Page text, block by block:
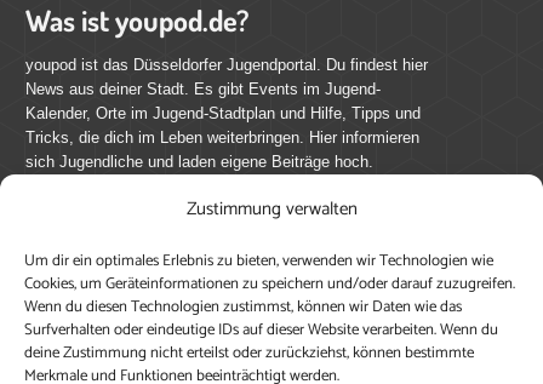
Zustimmung verwalten
Um dir ein optimales Erlebnis zu bieten, verwenden wir Technologien wie
Cookies, um Geräteinformationen zu speichern und/oder darauf zuzugreifen.
Wenn du diesen Technologien zustimmst, können wir Daten wie das
Surfverhalten oder eindeutige IDs auf dieser Website verarbeiten. Wenn du
deine Zustimmung nicht erteilst oder zurückziehst, können bestimmte
Merkmale und Funktionen beeinträchtigt werden.
Was ist youpod.de?
youpod ist das Düsseldorfer Jugendportal. Du findest hier
News aus deiner Stadt. Es gibt Events im Jugend-
Kalender, Orte im Jugend-Stadtplan und Hilfe, Tipps und
Tricks, die dich im Leben weiterbringen. Hier informieren
sich Jugendliche und laden eigene Beiträge hoch.
Mach mit bei youpod.de!
youpod.de lebt von Menschen wie dir. Sammel
journalistische Erfahrung, teile deine Perspektive und
veröffentliche deine Beiträge auf youpod.de.Du musst
dich anmelden, um alle Funktionen nutzen zu können, ein
Profil anzulegen, eigene Beiträge hochzuladen und zu